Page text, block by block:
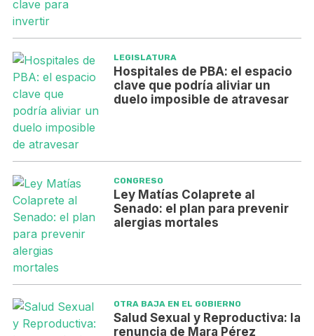
LEGISLATURA
Hospitales de PBA: el espacio
clave que podría aliviar un
duelo imposible de atravesar
CONGRESO
Ley Matías Colaprete al
Senado: el plan para prevenir
alergias mortales
OTRA BAJA EN EL GOBIERNO
Salud Sexual y Reproductiva: la
renuncia de Mara Pérez